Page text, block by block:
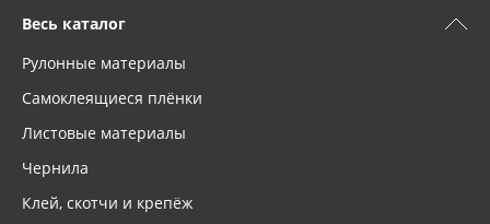
Весь каталог
Рулонные материалы
Самоклеящиеся плёнки
Листовые материалы
Чернила
Клей, скотчи и крепёж